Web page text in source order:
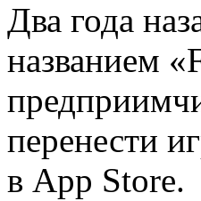
Два года
названием
перенести
в App Store.